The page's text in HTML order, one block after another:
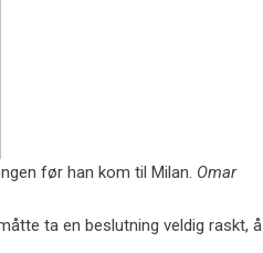
før han kom til Milan. Omar
ta en beslutning veldig raskt, å